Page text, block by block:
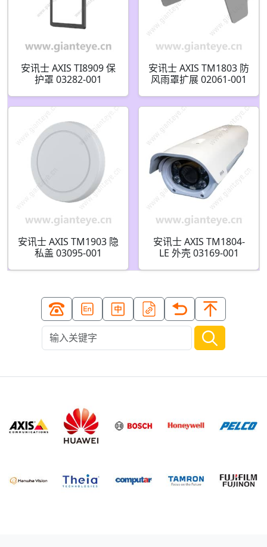
安讯士 AXIS TI8909 保
护罩 03282-001
安讯士 AXIS TM1803 防
风雨罩扩展 02061-001
安讯士 AXIS TM1903 隐
私盖 03095-001
安讯士 AXIS TM1804-
LE 外壳 03169-001